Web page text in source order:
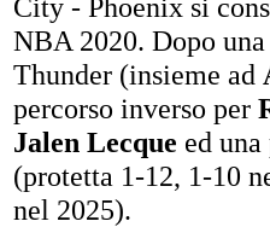
NBA 2020. Dopo una
Thunder (insieme ad
percorso inverso per
Jalen Lecque ed
(protetta 1-12, 1-10
nel 2025).